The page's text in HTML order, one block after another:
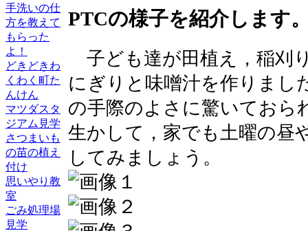
手洗いの仕
方を教えて
もらった
よ！
どきどきわ
くわく町た
んけん
マツダスタ
ジアム見学
さつまいも
の苗の植え
付け
思いやり教
室
ごみ処理場
見学
PTCの様子を紹介します
子ども達が田植え，稲刈
にぎりと味噌汁を作りまし
の手際のよさに驚いておら
生かして，家でも土曜の昼
してみましょう。